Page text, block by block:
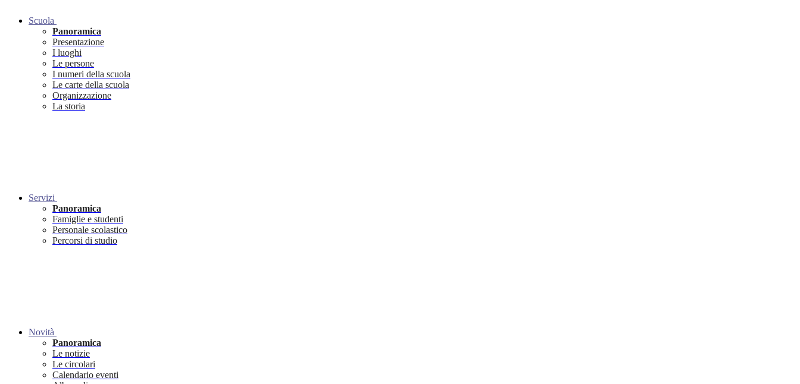
Scuola
Panoramica
Presentazione
I luoghi
Le persone
I numeri della scuola
Le carte della scuola
Organizzazione
La storia
Servizi
Panoramica
Famiglie e studenti
Personale scolastico
Percorsi di studio
Novità
Panoramica
Le notizie
Le circolari
Calendario eventi